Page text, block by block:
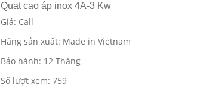
Quạt cao áp inox 4A-3 Kw
Giá: Call
Hãng sản xuất: Made in Vietnam
Bảo hành: 12 Tháng
Số lượt xem: 759